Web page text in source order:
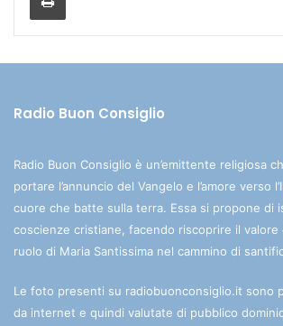
Radio Buon Consiglio
Radio Buon Consiglio è un’emittente religiosa
portare l’annuncio del Vangelo e l’amore verso
cuore che batte sulla terra. Essa si propone di
coscienze cristiane, facendo riscoprire il valore
ruolo di Maria Santissima nel cammino di
Le foto presenti su radiobuonconsiglio.it sono
da internet e quindi valutate di pubblico